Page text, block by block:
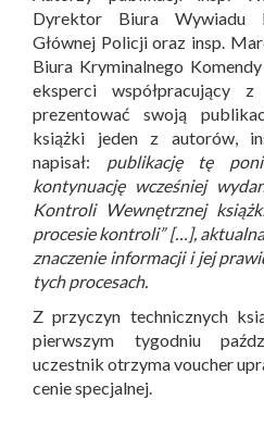
Dyrektor Biura Wywiadu
Głównej Policji oraz insp.
Biura Kryminalnego
eksperci współpracujący
prezentować swoją
książki jeden z autorów,
napisał: publikację tę
kontynuację wcześniej
Kontroli Wewnętrznej
procesie kontroli” […],
znaczenie informacji i jej
tych procesach.
Z przyczyn technicznych
pierwszym tygodniu
uczestnik otrzyma voucher
cenie specjalnej.